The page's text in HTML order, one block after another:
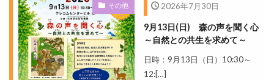
その他 2026年7月30日
9月13日(日) 森の声を聞く心
～自然との共生を求めて～
日時：9月13日（日）10:30～
12:[…]